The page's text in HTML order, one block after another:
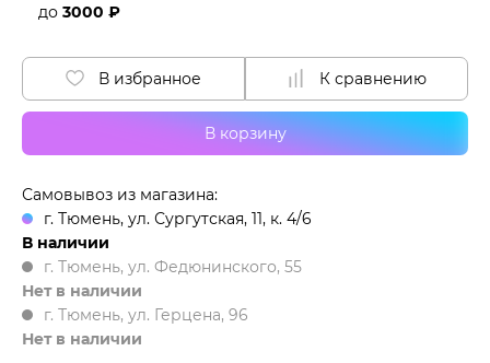
до 3000 ₽
В корзину
В избранное К сравнению
Самовывоз из магазина:
г. Тюмень, ул. Сургутская, 11, к. 4/6
В наличии
г. Тюмень, ул. Федюнинского, 55
Нет в наличии
г. Тюмень, ул. Герцена, 96
Нет в наличии